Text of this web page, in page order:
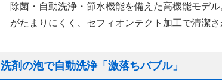
除菌・自動洗浄・節水機能を備えた高機能モデ
がたまりにくく、セフィオンテクト加工で清潔さ
洗剤の泡で自動洗浄「激落ちバブル」